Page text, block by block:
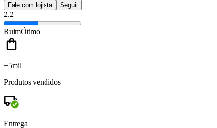
Fale com lojista Seguir
2.2
RuimÓtimo
+5mil
Produtos vendidos
Entrega